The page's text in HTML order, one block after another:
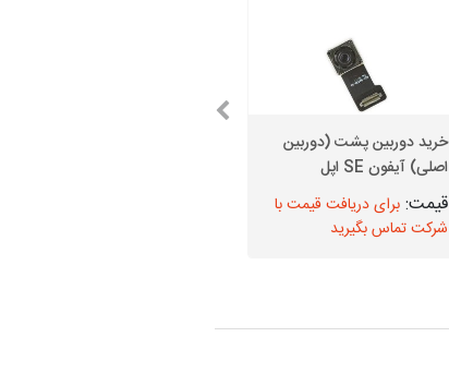
خرید دوربین پشت (دوربین
اصلی) آیفون SE اپل
برای دریافت قیمت با
شرکت تماس بگیرید